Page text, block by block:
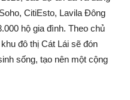
CitiEsto, Lavila Đông
hộ gia đình. Theo chủ
đô thị Cát Lái sẽ đón
sống, tạo nên một cộng